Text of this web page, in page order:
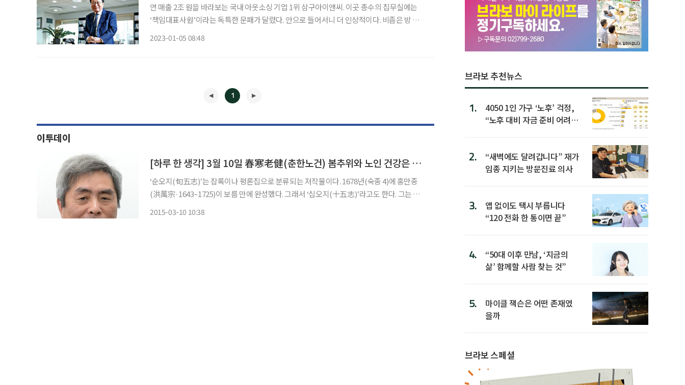
연 매출 2조 원을 바라보는 국내 아웃소싱 기업 1위 삼구아이앤씨. 이곳 총수의 집무실에는
‘책임대표사원’이라는 독특한 문패가 달렸다. 안으로 들어서니 더 인상적이다. 비좁은 방 크
2023-01-05 08:48
1
이투데이
[하루 한 생각] 3월 10일 春寒老健(춘한노건) 봄추위와 노인 건강은 오래 못 간다
‘순오지(旬五志)’는 잡록이나 평론집으로 분류되는 저작물이다. 1678년(숙종 4)에 홍만종
(洪萬宗·1643~1725)이 보름 만에 완성했다. 그래서 ‘십오지(十五志)’라고도 한다. 그는 서
2015-03-10 10:38
브라보 추천뉴스
1.
4050 1인 가구 ‘노후’ 걱정,
“노후 대비 자금 준비 어려
2.
“새벽에도 달려갑니다” 재가
임종 지키는 방문진료 의사
3.
앱 없이도 택시 부릅니다
“120 전화 한 통이면 끝”
4.
“50대 이후 만남, ‘지금의
삶’ 함께할 사람 찾는 것”
5.
마이클 잭슨은 어떤 존재였
을까
브라보 스페셜